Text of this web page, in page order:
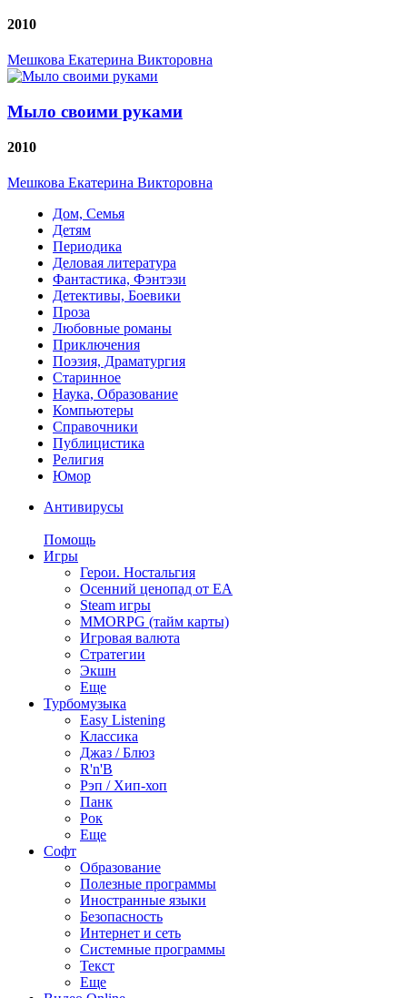
2010
Мешкова Екатерина Викторовна
Мыло своими руками
2010
Мешкова Екатерина Викторовна
Дом, Семья
Детям
Периодика
Деловая литература
Фантастика, Фэнтэзи
Детективы, Боевики
Проза
Любовные романы
Приключения
Поэзия, Драматургия
Старинное
Наука, Образование
Компьютеры
Справочники
Публицистика
Религия
Юмор
Антивирусы
Помощь
Игры
Герои. Ностальгия
Осенний ценопад от EA
Steam игры
MMORPG (тайм карты)
Игровая валюта
Стратегии
Экшн
Еще
Турбомузыка
Easy Listening
Классика
Джаз / Блюз
R'n'B
Рэп / Хип-хоп
Панк
Рок
Еще
Софт
Образование
Полезные программы
Иностранные языки
Безопасность
Интернет и сеть
Системные программы
Текст
Еще